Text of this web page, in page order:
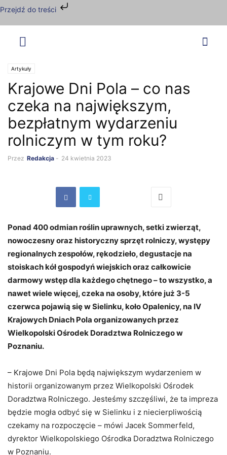
Przejdź do treści
Artykuły
Krajowe Dni Pola – co nas
czeka na największym,
bezpłatnym wydarzeniu
rolniczym w tym roku?
Przez Redakcja - 24 kwietnia 2023
Ponad 400 odmian roślin uprawnych, setki zwierząt,
nowoczesny oraz historyczny sprzęt rolniczy, występy
regionalnych zespołów, rękodzieło, degustacje na
stoiskach kół gospodyń wiejskich oraz całkowicie
darmowy wstęp dla każdego chętnego – to wszystko, a
nawet wiele więcej, czeka na osoby, które już 3-5
czerwca pojawią się w Sielinku, koło Opalenicy, na IV
Krajowych Dniach Pola organizowanych przez
Wielkopolski Ośrodek Doradztwa Rolniczego w
Poznaniu.
– Krajowe Dni Pola będą największym wydarzeniem w
historii organizowanym przez Wielkopolski Ośrodek
Doradztwa Rolniczego. Jesteśmy szczęśliwi, że ta impreza
będzie mogła odbyć się w Sielinku i z niecierpliwością
czekamy na rozpoczęcie – mówi Jacek Sommerfeld,
dyrektor Wielkopolskiego Ośrodka Doradztwa Rolniczego
w Poznaniu.